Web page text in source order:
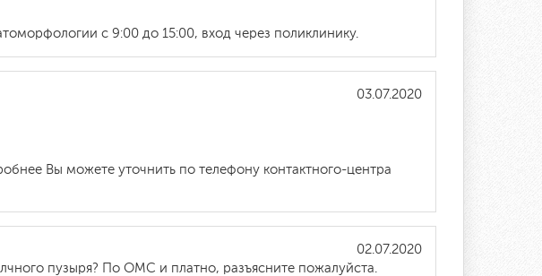
с 9:00 до 15:00, вход через поликлинику.
03.07.2020
Вы можете уточнить по телефону контактного-центра
02.07.2020
пузыря? По ОМС и платно, разъясните пожалуйста.